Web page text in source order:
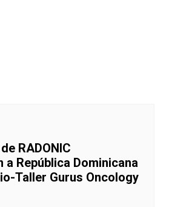
RADONIC
a República Dominicana
Taller Gurus Oncology